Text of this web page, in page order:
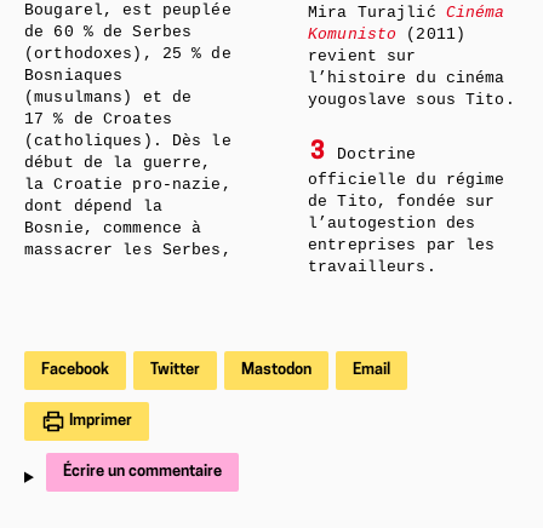
Bougarel, est peuplée
de 60 % de Serbes
(orthodoxes), 25 % de
Bosniaques
(musulmans) et de
17 % de Croates
(catholiques). Dès le
début de la guerre,
la Croatie pro-nazie,
dont dépend la
Bosnie, commence à
massacrer les Serbes,
Mira Turajlić Cinéma
Komunisto (2011)
revient sur
l’histoire du cinéma
yougoslave sous Tito.
3
Doctrine
officielle du régime
de Tito, fondée sur
l’autogestion des
entreprises par les
travailleurs.
Facebook Twitter Mastodon Email
Imprimer
Écrire un commentaire